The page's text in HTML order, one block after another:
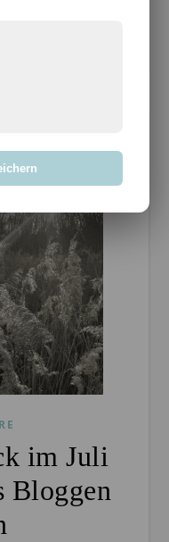
im Juli
Bloggen